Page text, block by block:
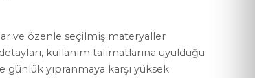
ve özenle seçilmiş materyaller
kullanım talimatlarına uyulduğu
günlük yıpranmaya karşı yüksek